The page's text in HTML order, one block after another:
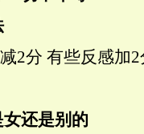
减2分 有些反感加2
还是别的